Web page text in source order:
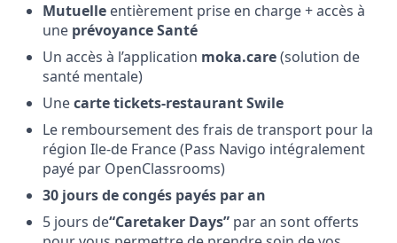
Mutuelle entièrement prise en charge + accès à
une prévoyance Santé
Un accès à l’application moka.care(solution de
santé mentale)
Unecarte tickets-restaurant Swile
Le remboursement des frais de transport pour la
région Ile-de France (Pass Navigo intégralement
payé par OpenClassrooms)
30 jours de congés payés par an
5 jours de“Caretaker Days” par an sont offerts